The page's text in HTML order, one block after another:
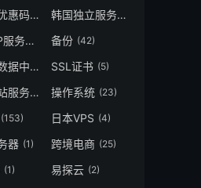
酷番云优惠码
(1) 韩国独立服务器
香港ISP服务器 (1)备份 (42)
达拉斯数据中心 (1)SSL证书 (5)
美国网站服务器 (1)
操作系统 (23)
(153) 日本VPS (4)
器 (1) 跨境电商 (25)
(1) 易探云 (2)